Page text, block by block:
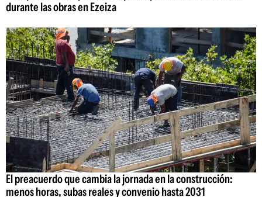
durante las obras en Ezeiza
El preacuerdo que cambia la jornada en la construcción:
menos horas, subas reales y convenio hasta 2031